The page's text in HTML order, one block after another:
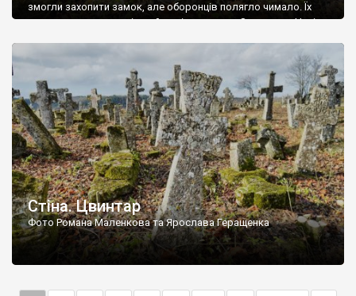
змогли захопити замок, але оборонців полягло чимало. Їх
поховали на цвинтарі, який тоді називався Замковим. Нині на
ньому чимало хрестів 19 століття, є такі, де епітафії стер […]
Стіна. Цвинтар
Фото Романа Маленкова та Ярослава Геращенка